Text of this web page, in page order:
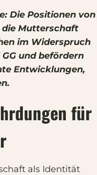
Die Positionen von
die Mutterschaft
im Widerspruch
GG und befördern
Entwicklungen,
für
als Identität